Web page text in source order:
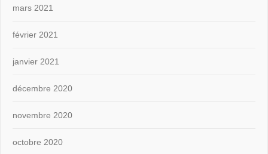
mars 2021
février 2021
janvier 2021
décembre 2020
novembre 2020
octobre 2020